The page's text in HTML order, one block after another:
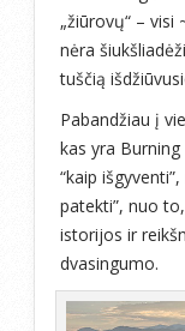
„žiūrovų“ –
nėra
tuščią
Pabandžiau į
kas yra
“kaip
patekti”, nuo
istorijos ir
dvasingumo.